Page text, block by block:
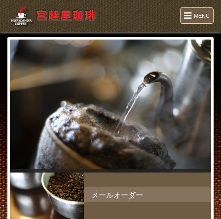
MENU
メールオーダー